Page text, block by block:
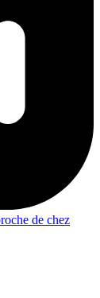
de chez